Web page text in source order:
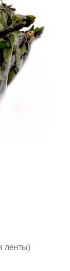
ленты)